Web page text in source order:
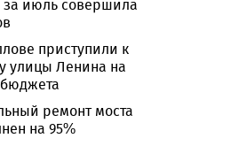
за июль совершила
приступили к
улицы Ленина на
бюджета
ремонт моста
на 95%